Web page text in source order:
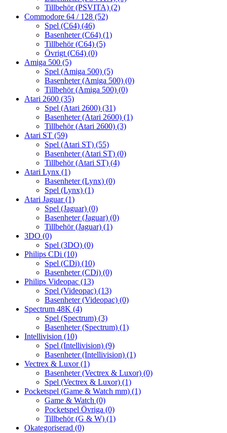
Tillbehör (PSVITA) (2)
Commodore 64 / 128 (52)
Spel (C64) (46)
Basenheter (C64) (1)
Tillbehör (C64) (5)
Övrigt (C64) (0)
Amiga 500 (5)
Spel (Amiga 500) (5)
Basenheter (Amiga 500) (0)
Tillbehör (Amiga 500) (0)
Atari 2600 (35)
Spel (Atari 2600) (31)
Basenheter (Atari 2600) (1)
Tillbehör (Atari 2600) (3)
Atari ST (59)
Spel (Atari ST) (55)
Basenheter (Atari ST) (0)
Tillbehör (Atari ST) (4)
Atari Lynx (1)
Basenheter (Lynx) (0)
Spel (Lynx) (1)
Atari Jaguar(1)
Spel (Jaguar) (0)
Basenheter (Jaguar) (0)
Tillbehör (Jaguar) (1)
3DO (0)
Spel (3DO) (0)
Philips CDi (10)
Spel (CDi) (10)
Basenheter (CDi) (0)
Philips Videopac (13)
Spel (Videopac) (13)
Basenheter (Videopac) (0)
Spectrum 48K (4)
Spel (Spectrum) (3)
Basenheter (Spectrum) (1)
Intellivision (10)
Spel (Intellivision) (9)
Basenheter (Intellivision) (1)
Vectrex & Luxor(1)
Basenheter (Vectrex & Luxor) (0)
Spel (Vectrex & Luxor) (1)
Pocketspel (Game & Watch mm) (1)
Game & Watch (0)
Pocketspel Övriga (0)
Tillbehör (G & W) (1)
Okategoriserad (0)